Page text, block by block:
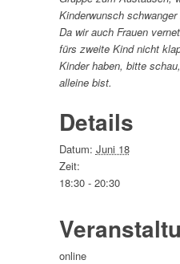
Kinderwunsch
Da wir auch Frauen
fürs zweite Kind nicht
Kinder haben, bitte
alleine bist.
Details
Datum: Juni 18
Zeit:
18:30 - 20:30
online